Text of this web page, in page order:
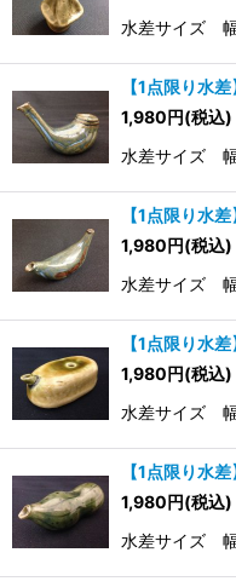
水差サイズ
【1点限り水
1,980円(税込)
水差サイズ
【1点限り水
1,980円(税込)
水差サイズ
【1点限り水
1,980円(税込)
水差サイズ
【1点限り水
1,980円(税込)
水差サイズ